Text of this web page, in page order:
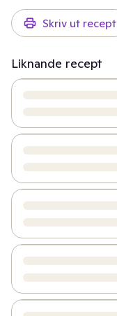
Skriv ut recept
Liknande recept